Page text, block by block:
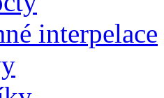
interpelace